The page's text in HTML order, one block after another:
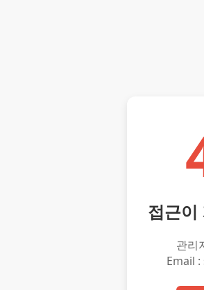
접근이
관리
Email